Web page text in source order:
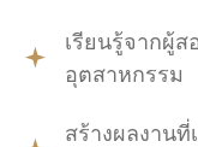
เรียนรู้จากผู้
อุตสาหกรรม
สร้างผลงานที่